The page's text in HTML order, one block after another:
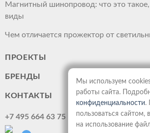
Магнитный шинопровод: что это
виды
Чем отличается прожектор от
ПРОЕКТЫ
БРЕНДЫ
КОНТАКТЫ
+7 495 664 63 75
Мы используем
работы сайта.
конфиденциальности.
пользоваться сайтом,
на использование